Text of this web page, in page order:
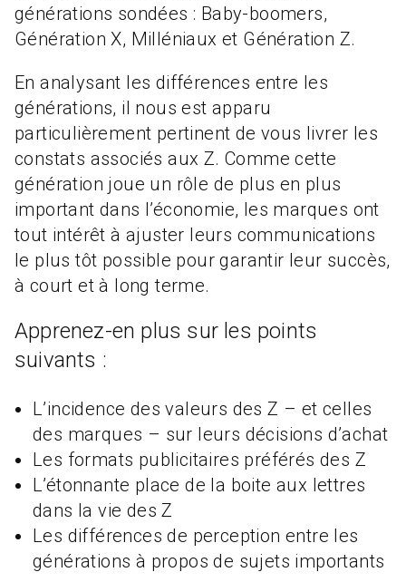
générations sondées : Baby-boomers,
Génération X, Milléniaux et Génération Z.
En analysant les différences entre les
générations, il nous est apparu
particulièrement pertinent de vous livrer les
constats associés aux Z. Comme cette
génération joue un rôle de plus en plus
important dans l’économie, les marques ont
tout intérêt à ajuster leurs communications
le plus tôt possible pour garantir leur succès,
à court et à long terme.
Apprenez-en plus sur les points
suivants :
L’incidence des valeurs des Z – et celles
des marques – sur leurs décisions d’achat
Les formats publicitaires préférés des Z
L’étonnante place de la boite aux lettres
dans la vie des Z
Les différences de perception entre les
générations à propos de sujets importants